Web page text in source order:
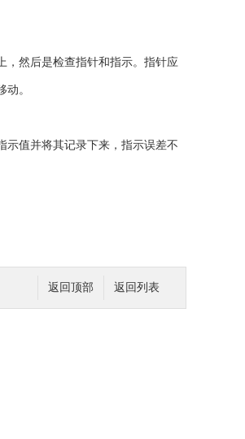
然后是检查指针和指示。指针应
。
值并将其记录下来，指示误差不
返回列表
返回顶部